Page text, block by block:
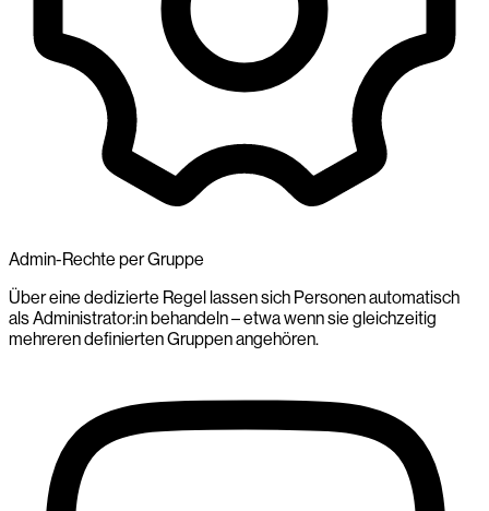
Admin-Rechte per Gruppe
Über eine dedizierte Regel lassen sich Personen automatisch
als Administrator:in behandeln – etwa wenn sie gleichzeitig
mehreren definierten Gruppen angehören.